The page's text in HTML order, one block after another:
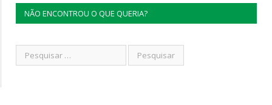
NÃO ENCONTROU O QUE QUERIA?